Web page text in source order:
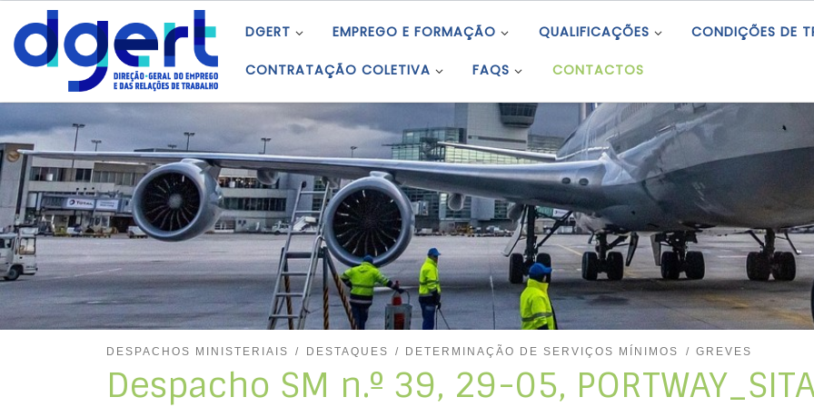
Skip to content DGERT EMPREGO E FORMAÇÃO QUALIFICAÇÕES CONDIÇÕES DE
CONTRATAÇÃO COLETIVA FAQS CONTACTOS
DESPACHOS MINISTERIAIS DESTAQUES DETERMINAÇÃO DE SERVIÇOS MÍNIMOS GREVES
Despacho SM n.º 39, 29-05,